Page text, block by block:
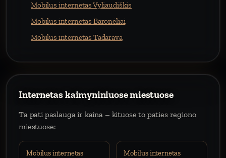
Mobilus internetas Vyliaudiškis
Mobilus internetas Baronėliai
Mobilus internetas Tadarava
Internetas kaimyniniuose miestuose
Ta pati paslauga ir kaina – kituose to paties regiono
miestuose:
Mobilus internetas
Mobilus internetas